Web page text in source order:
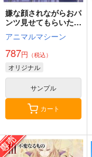
嫌な顔されながらおパ
ンツ見せてもらいたい
本14
アニマルマシーン
787円 （税込）
オリジナル
サンプル
カート